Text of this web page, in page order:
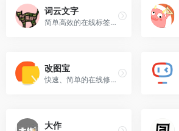
词云文字
简单高效的在线标签云文字云词云图生成工具
改图宝
快速、简单的在线修改图片工具
大作